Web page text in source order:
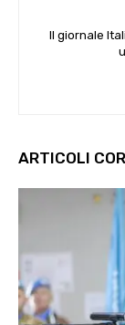
Il giornale
ARTICOLI